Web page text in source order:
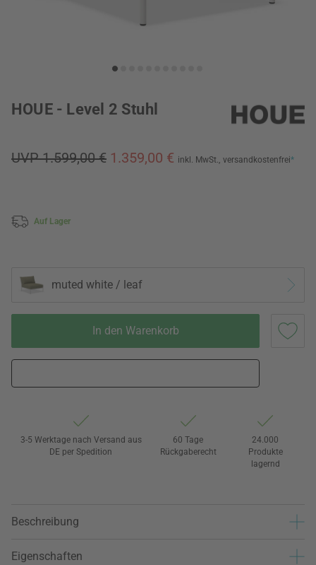
HOUE - Level 2 Stuhl
UVP 1.599,00 € 1.359,00 € inkl. MwSt., versandkostenfrei*
Auf Lager
muted white / leaf
In den Warenkorb
3-5 Werktage nach Versand aus
DE per Spedition
60 Tage
Rückgaberecht
24.000
Produkte
lagernd
Beschreibung
Eigenschaften